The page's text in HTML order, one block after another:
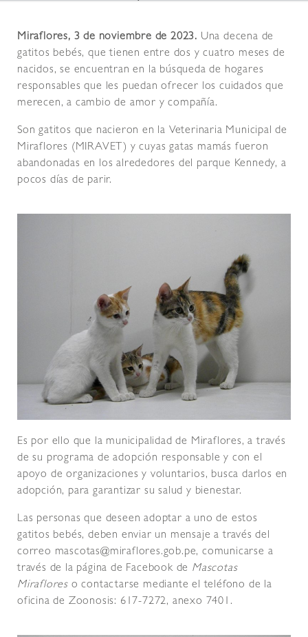
Miraflores, 3 de noviembre de 2023. Una decena de
gatitos bebés, que tienen entre dos y cuatro meses de
nacidos, se encuentran en la búsqueda de hogares
responsables que les puedan ofrecer los cuidados que
merecen, a cambio de amor y compañía.
Son gatitos que nacieron en la Veterinaria Municipal de
Miraflores (MIRAVET) y cuyas gatas mamás fueron
abandonadas en los alrededores del parque Kennedy, a
pocos días de parir.
Es por ello que la municipalidad de Miraflores, a través
de su programa de adopción responsable y con el
apoyo de organizaciones y voluntarios, busca darlos en
adopción, para garantizar su salud y bienestar.
Las personas que deseen adoptar a uno de estos
gatitos bebés, deben enviar un mensaje a través del
correo mascotas@miraflores.gob.pe, comunicarse a
través de la página de Facebook de Mascotas
Miraflores o contactarse mediante el teléfono de la
oficina de Zoonosis: 617-7272, anexo 7401.